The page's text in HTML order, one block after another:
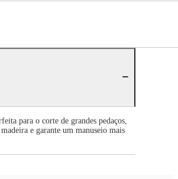
para o corte de grandes pedaços,
e garante um manuseio mais